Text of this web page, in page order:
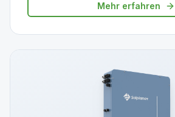
Mehr erfahren